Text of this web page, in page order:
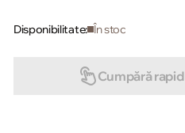
Disponibilitate: În stoc
Cumpără rapid